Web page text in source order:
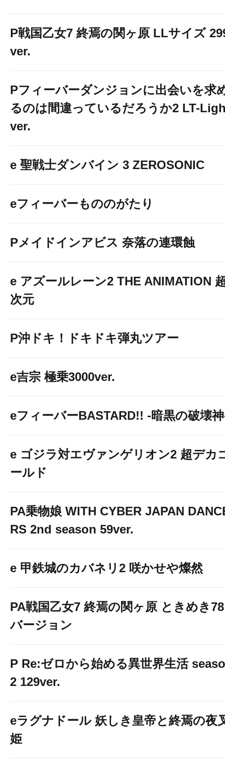
P戦国乙女7 終焉の関ヶ原 LLサイズ
ver.
Pフィーバーダンジョンに出会いを求
るのは間違っているだろうか2 LT-
ver.
e 聖戦士ダンバイン 3 ZEROSONIC
eフィーバーもののがたり
Pメイドインアビス 奈落の連環蝕
e アズールレーン2 THE ANIMATION
次元
P沖ドキ！ドキドキ弾丸ツアー
e吉宗 極乗3000ver.
eフィーバーBASTARD!! -暗黒の破壊
e ゴジラ対エヴァンゲリオン2 超デカ
ールド
PA乗物娘 WITH CYBER JAPAN
RS 2nd season 59ver.
e 甲鉄城のカバネリ2 咲かせや燦然
PA戦国乙女7 終焉の関ヶ原 ときめき78
バージョン
P Re:ゼロから始める異世界生活
2 129ver.
eラグナドール 妖しき皇帝と終焉の夜
姫